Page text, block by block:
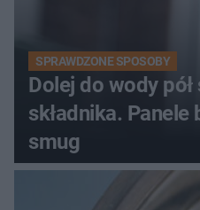
SPRAWDZONE SPOSOBY
Dolej do wody
składnika. Panele
smug